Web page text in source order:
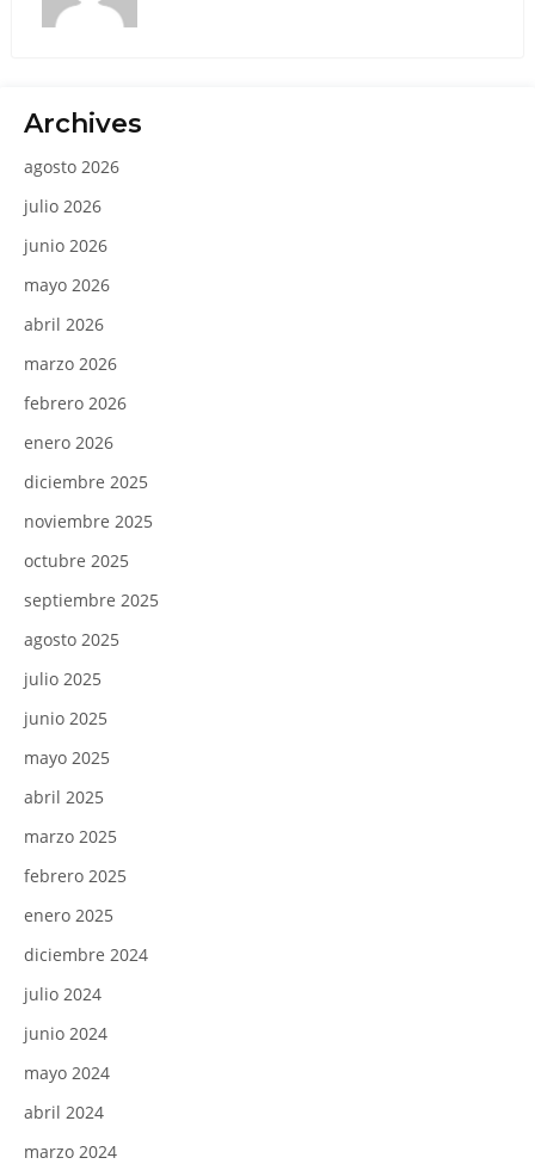
Archives
agosto 2026
julio 2026
junio 2026
mayo 2026
abril 2026
marzo 2026
febrero 2026
enero 2026
diciembre 2025
noviembre 2025
octubre 2025
septiembre 2025
agosto 2025
julio 2025
junio 2025
mayo 2025
abril 2025
marzo 2025
febrero 2025
enero 2025
diciembre 2024
julio 2024
junio 2024
mayo 2024
abril 2024
marzo 2024